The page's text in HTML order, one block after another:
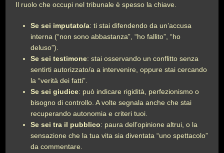
Il ruolo che occupi nel tribunale è spesso la chiave.
Se sei imputato/a: ti stai difendendo da un’accusa
interna (“non sono abbastanza”, “ho fallito”, “ho
deluso”).
Se sei testimone: stai osservando un conflitto senza
sentirti autorizzato/a a intervenire, oppure stai cercando
la “verità dei fatti”.
Se sei giudice: può indicare rigidità, perfezionismo o
bisogno di controllo. A volte segnala anche che stai
recuperando autonomia e criteri tuoi.
Se sei tra il pubblico: paura dell’opinione altrui, o la
sensazione che la tua vita sia diventata “uno spettacolo”
da commentare.